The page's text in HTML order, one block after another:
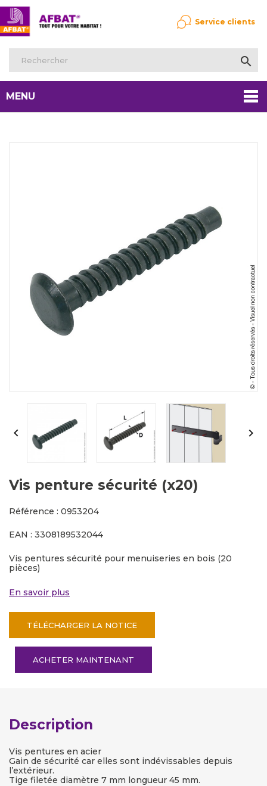

Service clients
MENU
 
Vis penture sécurité (x20)
Référence : 0953204
EAN : 3308189532044
Vis pentures sécurité pour menuiseries en bois (20
pièces)
En savoir plus
TÉLÉCHARGER LA NOTICE
ACHETER MAINTENANT
Description
Vis pentures en acier
Gain de sécurité car elles sont indévissables depuis
l’extérieur.
Tige filetée diamètre 7 mm longueur 45 mm.